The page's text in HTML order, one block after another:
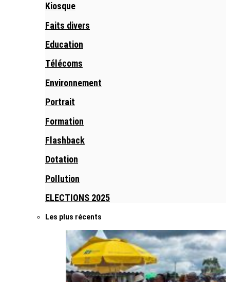
Kiosque
Faits divers
Education
Télécoms
Environnement
Portrait
Formation
Flashback
Dotation
Pollution
ELECTIONS 2025
Les plus récents